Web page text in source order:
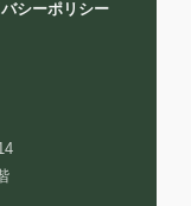
シーポリシー